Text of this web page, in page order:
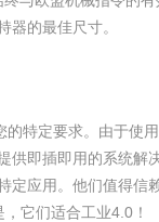
的最佳尺寸。
特定要求。由于使
供即插即用的系统解
定应用。他们值得信
它们适合工业4.0！